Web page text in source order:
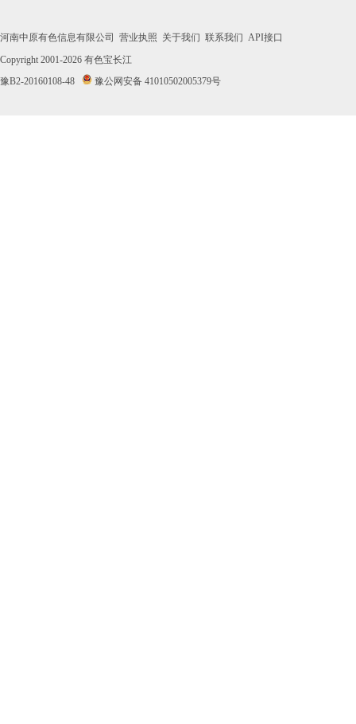
河南中原有色信息有限公司 营业执照 关于我们 联系我们 API接口
Copyright 2001-2026 有色宝长江
豫B2-20160108-48
豫公网安备 41010502005379号